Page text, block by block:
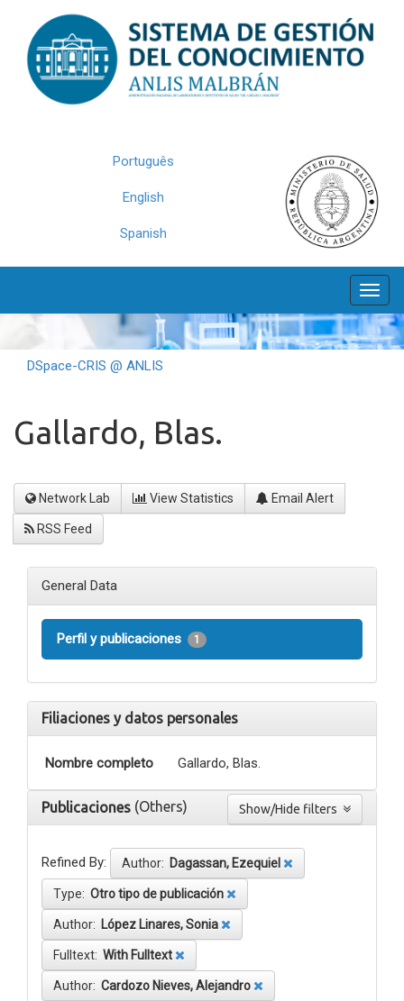
navigation
Português
English
Spanish
DSpace-CRIS @ ANLIS
Gallardo, Blas.
Network Lab View Statistics Email Alert
RSS Feed
General Data
Perfil y publicaciones 1
Filiaciones y datos personales
Nombre completo Gallardo, Blas.
Publicaciones (Others)
Refined By: Author: Dagassan, Ezequiel
Type: Otro tipo de publicación
Author: López Linares, Sonia
Fulltext: With Fulltext
Author: Cardozo Nieves, Alejandro